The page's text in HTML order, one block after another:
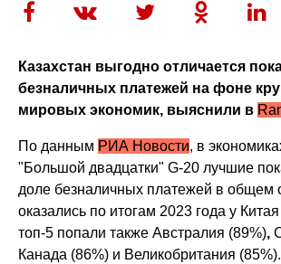
Казахстан выгодно отличается
безналичных платежей на фоне
мировых экономик, выяснили в
По данным РИА Новости, в
"Большой двадцатки" G-20 лучшие
доле безналичных платежей в общем
оказались по итогам 2023 года у
топ-5 попали также Австралия (89%),
Канада (86%) и Великобритания